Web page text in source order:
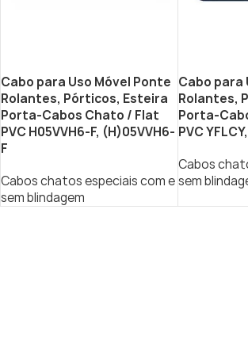
Cabo para Uso Móvel Ponte
Rolantes, Pórticos, Esteira
Porta-Cabos Chato / Flat
PVC H05VVH6-F, (H)05VVH6-
F
Cabos chatos especiais com e
sem blindagem
Cabo para
Rolantes,
Porta-
PVC
Cabos
sem